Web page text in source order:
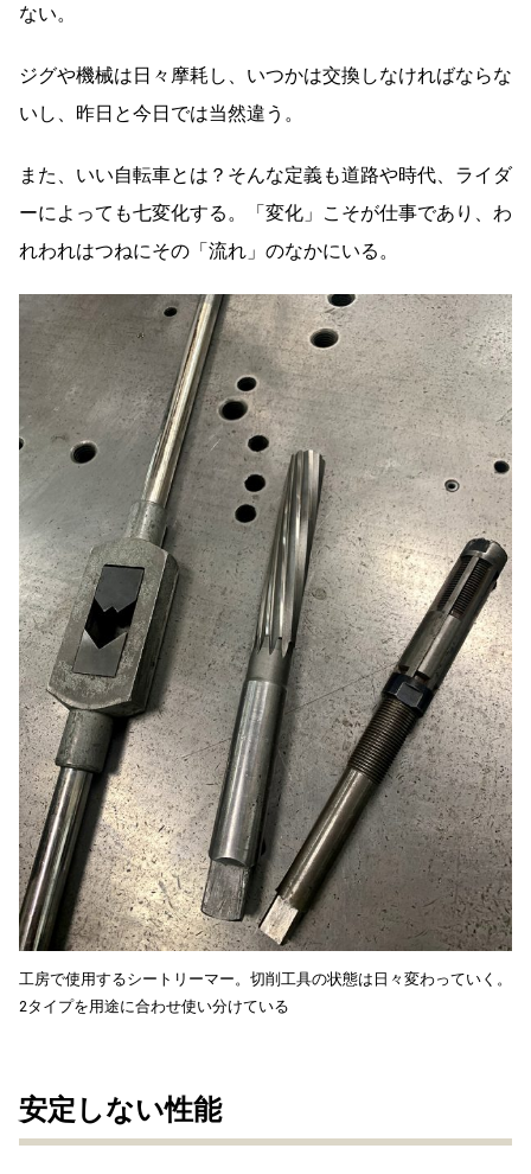
ない。
ジグや機械は日々摩耗し、いつかは交換しなければならな
いし、昨日と今日では当然違う。
また、いい自転車とは？そんな定義も道路や時代、ライダ
ーによっても七変化する。「変化」こそが仕事であり、わ
れわれはつねにその「流れ」のなかにいる。
工房で使用するシートリーマー。切削工具の状態は日々変わっていく。
2タイプを用途に合わせ使い分けている
安定しない性能